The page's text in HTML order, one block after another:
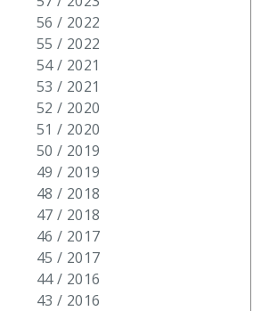
56 / 2022
55 / 2022
54 / 2021
53 / 2021
52 / 2020
51 / 2020
50 / 2019
49 / 2019
48 / 2018
47 / 2018
46 / 2017
45 / 2017
44 / 2016
43 / 2016